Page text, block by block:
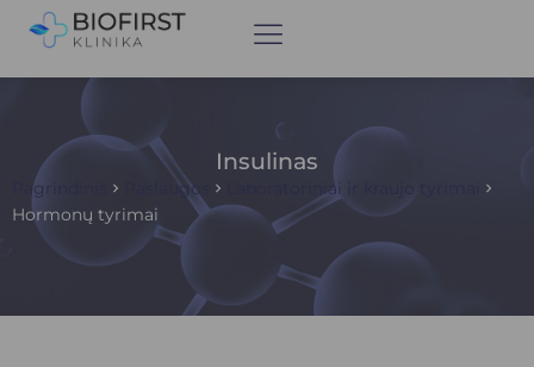
Insulinas
Pagrindinis Paslaugos
Laboratoriniai ir kraujo tyrimai
Hormonų tyrimai